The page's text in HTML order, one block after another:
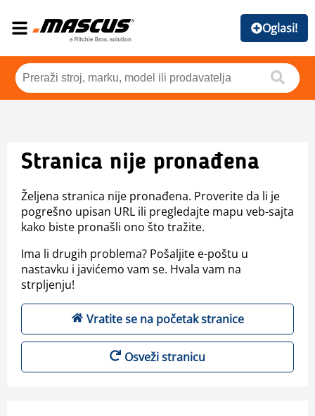
Oglasi!
Stranica nije pronađena
Željena stranica nije pronađena. Proverite da li je
pogrešno upisan URL ili pregledajte mapu veb-sajta
kako biste pronašli ono što tražite.
Ima li drugih problema? Pošaljite e-poštu u
nastavku i javićemo vam se. Hvala vam na
strpljenju!
Vratite se na početak stranice
Osveži stranicu